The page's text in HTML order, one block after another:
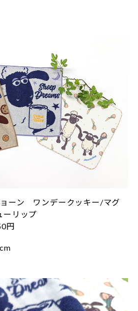
ーン ワンデークッキー/マグ
ーリップ
円